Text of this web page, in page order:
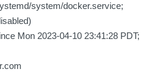
system/docker.service;
Mon 2023-04-10 23:41:28 PDT;